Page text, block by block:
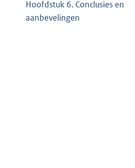
Hoofdstuk 6. Conclusies en
aanbevelingen